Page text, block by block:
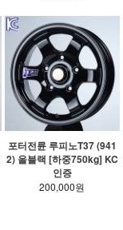
포터전륜 루피노T37 (941
2) 올블랙 [하중750kg] KC
인증
200,000원